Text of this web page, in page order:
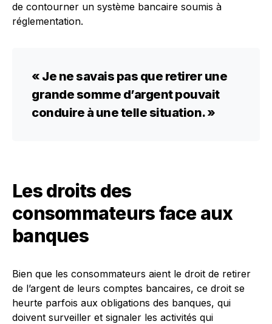
de contourner un système bancaire soumis à
réglementation.
« Je ne savais pas que retirer une
grande somme d’argent pouvait
conduire à une telle situation. »
Les droits des
consommateurs face aux
banques
Bien que les consommateurs aient le droit de retirer
de l’argent de leurs comptes bancaires, ce droit se
heurte parfois aux obligations des banques, qui
doivent surveiller et signaler les activités qui